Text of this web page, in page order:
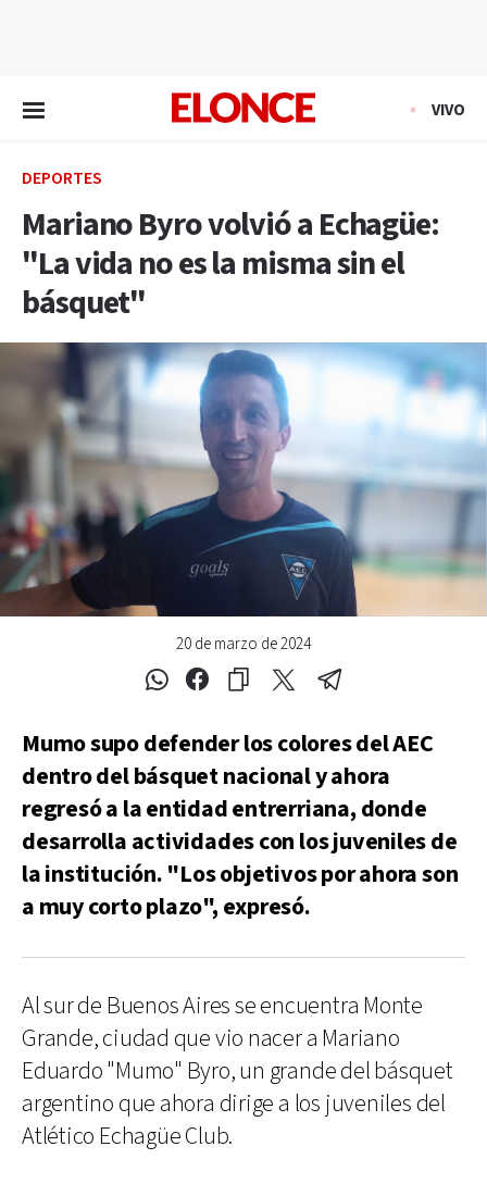
VIVO
DEPORTES
Mariano Byro volvió a Echagüe:
"La vida no es la misma sin el
básquet"
20 de marzo de 2024
Mumo supo defender los colores del AEC
dentro del básquet nacional y ahora
regresó a la entidad entrerriana, donde
desarrolla actividades con los juveniles de
la institución. "Los objetivos por ahora son
a muy corto plazo", expresó.
Al sur de Buenos Aires se encuentra Monte
Grande, ciudad que vio nacer a Mariano
Eduardo "Mumo" Byro, un grande del básquet
argentino que ahora dirige a los juveniles del
Atlético Echagüe Club.